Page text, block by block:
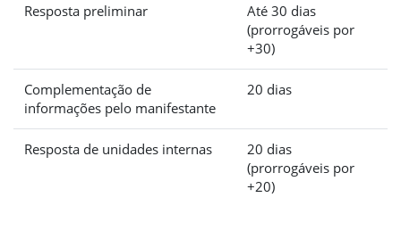
Resposta preliminar
Até 30 dias
(prorrogáveis por
+30)
Complementação de
informações pelo manifestante
20 dias
Resposta de unidades internas
20 dias
(prorrogáveis por
+20)